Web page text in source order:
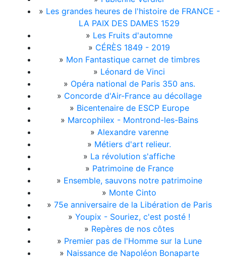
» Les grandes heures de l'histoire de FRANCE -
LA PAIX DES DAMES 1529
» Les Fruits d'automne
» CÉRÈS 1849 - 2019
» Mon Fantastique carnet de timbres
» Léonard de Vinci
» Opéra national de Paris 350 ans.
» Concorde d'Air-France au décollage
» Bicentenaire de ESCP Europe
» Marcophilex - Montrond-les-Bains
» Alexandre varenne
» Métiers d'art relieur.
» La révolution s'affiche
» Patrimoine de France
» Ensemble, sauvons notre patrimoine
» Monte Cinto
» 75e anniversaire de la Libération de Paris
» Youpix - Souriez, c'est posté !
» Repères de nos côtes
» Premier pas de l'Homme sur la Lune
» Naissance de Napoléon Bonaparte